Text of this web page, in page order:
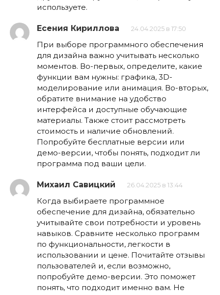
используете.
Есения Кириллова 24.04.2025 в 17:50
При выборе программного обеспечения
для дизайна важно учитывать несколько
моментов. Во-первых, определите, какие
функции вам нужны: графика, 3D-
моделирование или анимация. Во-вторых,
обратите внимание на удобство
интерфейса и доступные обучающие
материалы. Также стоит рассмотреть
стоимость и наличие обновлений.
Попробуйте бесплатные версии или
демо-версии, чтобы понять, подходит ли
программа под ваши цели.
Михаил Савицкий 26.04.2025 в 13:44
Когда выбираете программное
обеспечение для дизайна, обязательно
учитывайте свои потребности и уровень
навыков. Сравните несколько программ
по функциональности, легкости в
использовании и цене. Почитайте отзывы
пользователей и, если возможно,
попробуйте демо-версии. Это поможет
понять, что подходит именно вам. Не